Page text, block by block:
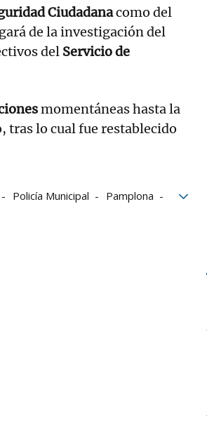
Ciudadanacomo del
de la investigación del
del Servicio de
momentáneas hasta la
tras lo cual fue restablecido
Policía Municipal
Pamplona